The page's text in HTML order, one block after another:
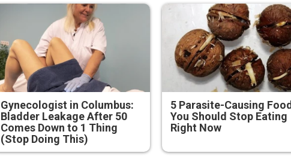
Gynecologist in Columbus:
Bladder Leakage After 50
Comes Down to 1 Thing
(Stop Doing This)
5 Parasite-Causing
You Should Stop Eating
Right Now